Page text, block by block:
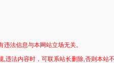
法信息与本网站立场无关。
违法内容时，可联系站长删除,否则本站